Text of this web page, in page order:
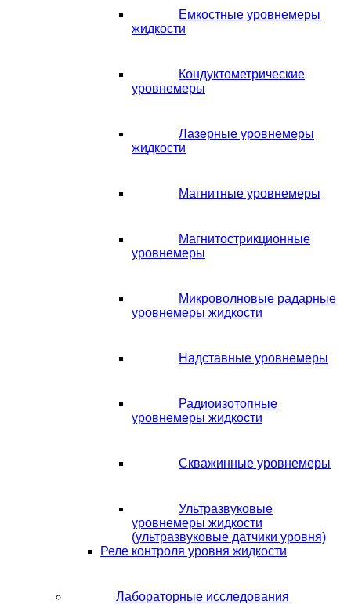
Емкостные уровнемеры
жидкости
Кондуктометрические
уровнемеры
Лазерные уровнемеры
жидкости
Магнитные уровнемеры
Магнитострикционные
уровнемеры
Микроволновые радарные
уровнемеры жидкости
Надставные уровнемеры
Радиоизотопные
уровнемеры жидкости
Скважинные уровнемеры
Ультразвуковые
уровнемеры жидкости
(ультразвуковые датчики уровня)
Реле контроля уровня жидкости
Лабораторные исследования